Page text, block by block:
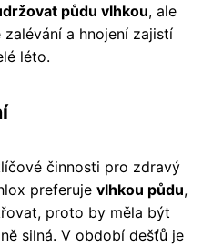
půdu vlhkou, ale
a hnojení zajistí
léto.
činnosti pro zdravý
preferuje vlhkou půdu,
proto by měla být
silná. V období dešťů je